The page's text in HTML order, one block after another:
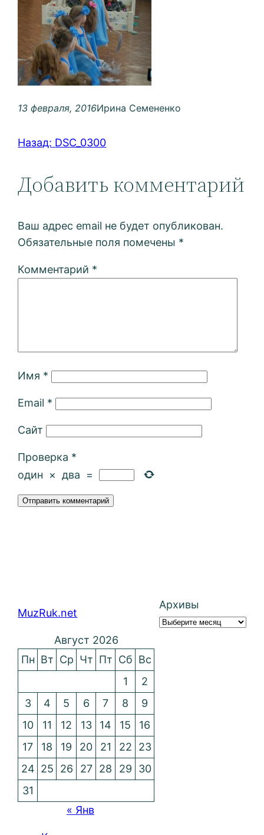
13 февраля, 2016Ирина Семененко
Назад: DSC_0300
Добавить комментарий
Ваш адрес email не будет опубликован.
Обязательные поля помечены *
Комментарий *
Имя *
Email *
Сайт
Проверка *
один
× два =
MuzRuk.net
Архивы
Август 2026
Пн Вт Ср Чт Пт Сб Вс
1
2
3
4 5 6 7 8
9
10
11 12 13 14 15
16
17
18 19 20 21 22
23
24 25 26 27 28 29
30
31
« Янв